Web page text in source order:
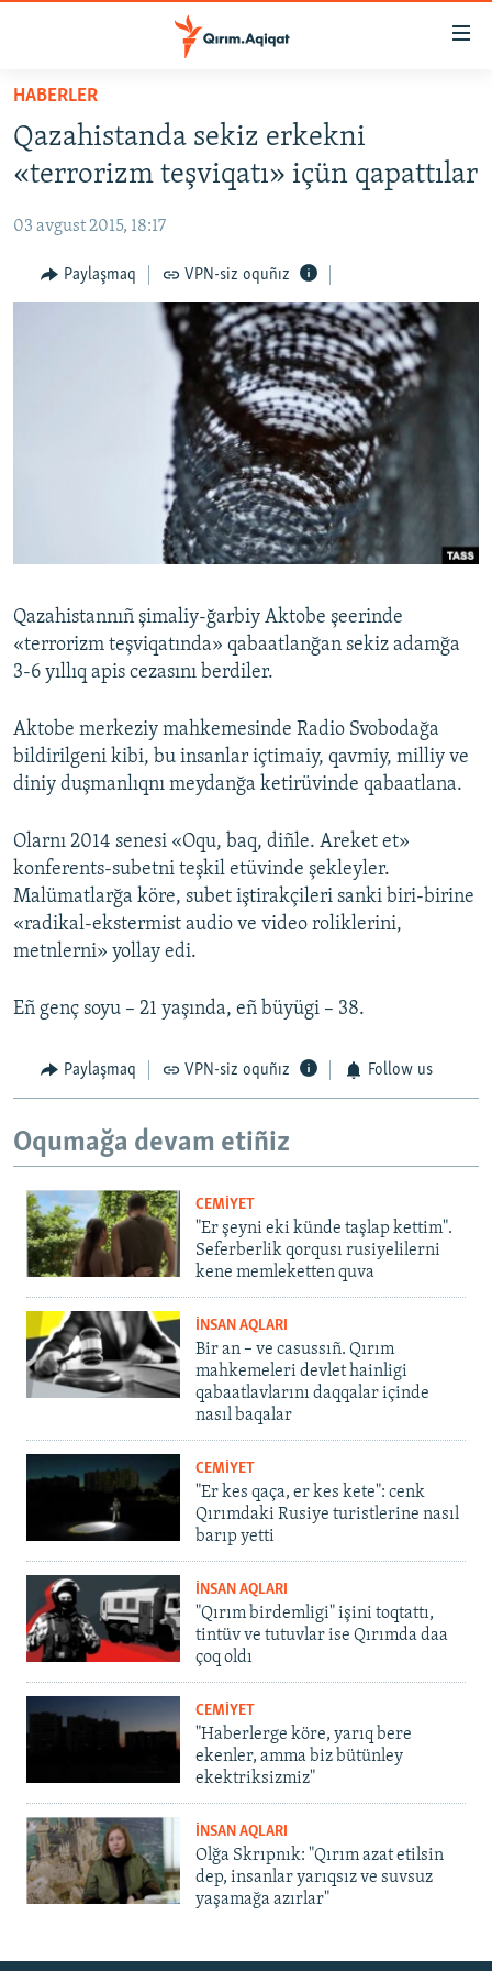
Esas
qaytmaq
Baş
qaytmaq
qaytmaq
HABERLER
SİYASET
CEMİYET
MEDENİYET
Українською
QOŞULIÑIZ!
RFE/RS bütün saytları
HABERLER
Qazahistanda sekiz erkekni
«terrorizm teşviqatı» içün qapattılar
03 avgust 2015, 18:17
Paylaşmaq VPN-siz oquñız
Qazahistannıñ şimaliy-ğarbiy Aktobe şeerinde
«terrorizm teşviqatında» qabaatlanğan sekiz adamğa
3-6 yıllıq apis cezasını berdiler.
Aktobe merkeziy mahkemesinde Radio Svobodağa
bildirilgeni kibi, bu insanlar içtimaiy, qavmiy, milliy ve
diniy duşmanlıqnı meydanğa ketirüvinde qabaatlana.
Olarnı 2014 senesi «Oqu, baq, diñle. Areket et»
konferents-subetni teşkil etüvinde şekleyler.
Malümatlarğa köre, subet iştirakçileri sanki biri-birine
«radikal-ekstermist audio ve video roliklerini,
metnlerni» yollay edi.
Eñ genç soyu – 21 yaşında, eñ büyügi – 38.
Paylaşmaq VPN-siz oquñız Follow us
Oqumağa devam etiñiz
CEMİYET
"Er şeyni eki künde taşlap kettim".
Seferberlik qorqusı rusiyelilerni
kene memleketten quva
İNSAN AQLARI
Bir an – ve casussıñ. Qırım
mahkemeleri devlet hainligi
qabaatlavlarını daqqalar içinde
nasıl baqalar
CEMİYET
"Er kes qaça, er kes kete": cenk
Qırımdaki Rusiye turistlerine nasıl
barıp yetti
İNSAN AQLARI
"Qırım birdemligi" işini toqtattı,
tintüv ve tutuvlar ise Qırımda daa
çoq oldı
CEMİYET
"Haberlerge köre, yarıq bere
ekenler, amma biz bütünley
ekektriksizmiz"
İNSAN AQLARI
Olğa Skrıpnık: "Qırım azat etilsin
dep, insanlar yarıqsız ve suvsuz
yaşamağa azırlar"